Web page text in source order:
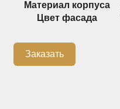
Доставка
Сотрудничество
Блог
Материал корпуса
Цвет фасада
Заказать